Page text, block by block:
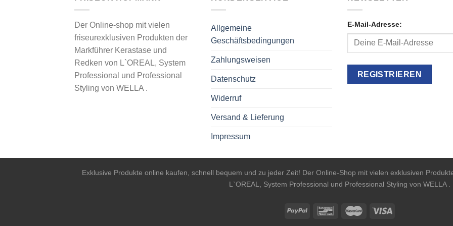
Der Online-shop mit vielen
friseurexklusiven Produkten der
Markführer Kerastase und
Redken von L`OREAL, System
Professional und Professional
Styling von WELLA .
Allgemeine
Geschäftsbedingungen
Zahlungsweisen
Datenschutz
Widerruf
Versand & Lieferung
Impressum
E-Mail-Adresse:
Exklusive Produkte online kaufen, schnell bequem und zu jeder Zeit! Der Online-Shop mit vielen exklusiven
L`OREAL, System Professional und Professional Styling von WELLA .